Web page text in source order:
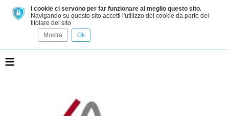
I cookie ci servono per far funzionare al meglio questo sito.
Navigando su questo sito accetti l'utilizzo dei cookie da parte del
titolare del sito
Mostra
Ok
≡